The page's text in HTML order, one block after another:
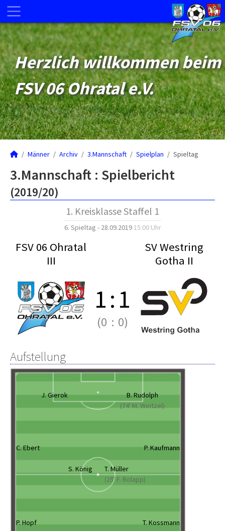
Herzlich willkommen beim
FSV 06 Ohratal e.V.
Männer Archiv 3.Mannschaft Spielplan Spieltag
3.Mannschaft : Spielbericht
(2019/20)
1. Kreisklasse Staffel 1
6. Spieltag - 28.09.2019 15:00 Uhr
FSV 06 Ohratal
III
SV Westring
Gotha II
1:1
(0 : 0)
Aufstellung
J. Gierok
B. Rudolph
(74' M. Weitzel)
C. Ebert P. Kaufmann
S. König
T. Müller
(25' F. Rolapp)
P. Hopf T. Kossmann